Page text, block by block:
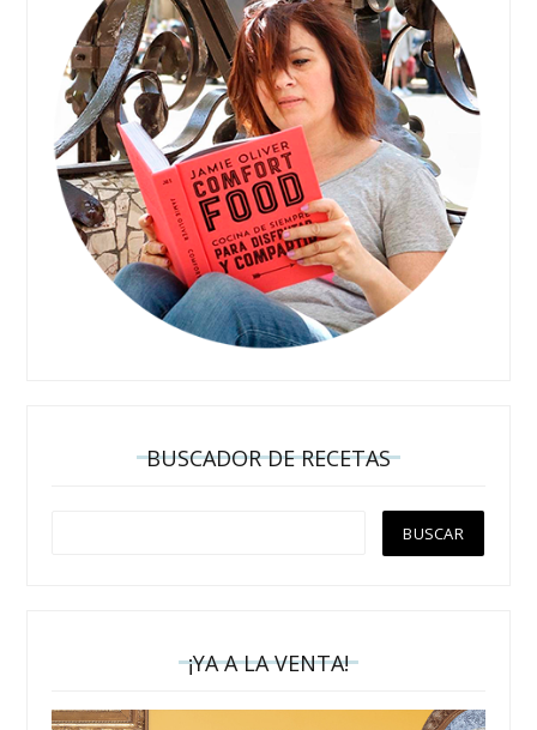
BUSCADOR DE RECETAS
¡YA A LA VENTA!